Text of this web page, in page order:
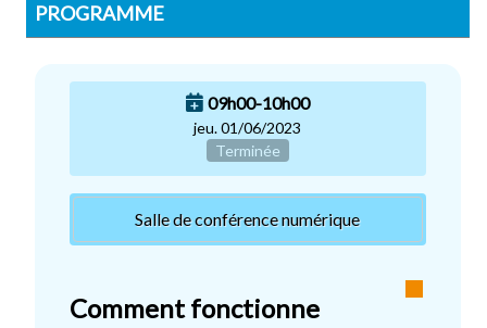
PROGRAMME
09h00-10h00
jeu. 01/06/2023
Terminée
Salle de conférence numérique
Comment fonctionne